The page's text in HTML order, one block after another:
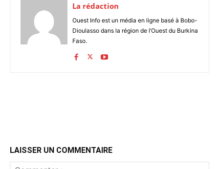
La rédaction
Ouest Info est un média en ligne basé à Bobo-
Dioulasso dans la région de l’Ouest du Burkina
Faso.
LAISSER UN COMMENTAIRE